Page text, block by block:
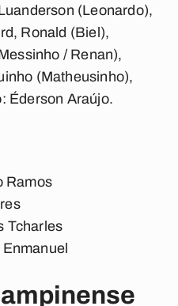
(Leonardo),
Ronald (Biel),
/ Renan),
(Matheusinho),
Éderson Araújo.
Ramos
Tcharles